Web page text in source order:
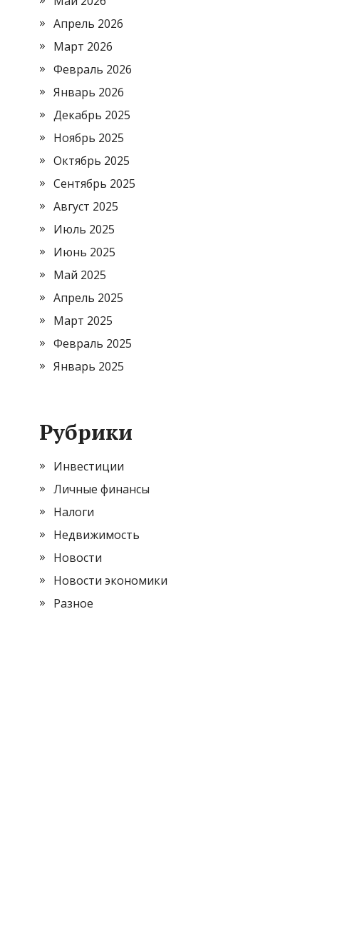
Апрель 2026
Март 2026
Февраль 2026
Январь 2026
Декабрь 2025
Ноябрь 2025
Октябрь 2025
Сентябрь 2025
Август 2025
Июль 2025
Июнь 2025
Май 2025
Апрель 2025
Март 2025
Февраль 2025
Январь 2025
Рубрики
Инвестиции
Личные финансы
Налоги
Недвижимость
Новости
Новости экономики
Разное